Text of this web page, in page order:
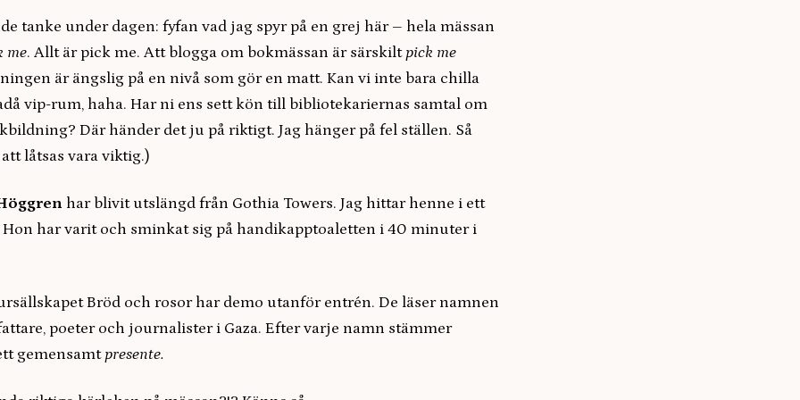
tanke under dagen: fyfan vad jag spyr på en grej här – hela mässan
me. Allt är pick me. Att blogga om bokmässan är särskilt pick me
är ängslig på en nivå som gör en matt. Kan vi inte bara chilla
vip-rum, haha. Har ni ens sett kön till bibliotekariernas samtal om
Där händer det ju på riktigt. Jag hänger på fel ställen. Så
låtsas vara viktig.)
har blivit utslängd från Gothia Towers. Jag hittar henne i ett
har varit och sminkat sig på handikapptoaletten i 40 minuter i
Bröd och rosor har demo utanför entrén. De läser namnen
poeter och journalister i Gaza. Efter varje namn stämmer
gemensamt presente.